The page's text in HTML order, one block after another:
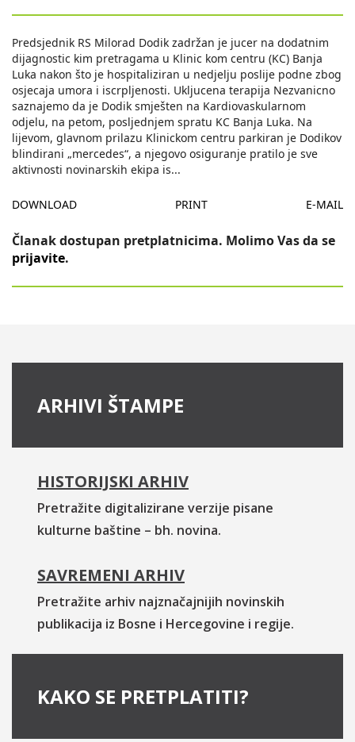
Predsjednik RS Milorad Dodik zadržan je jucer na dodatnim
dijagnostic kim pretragama u Klinic kom centru (KC) Banja
Luka nakon što je hospitaliziran u nedjelju poslije podne zbog
osjecaja umora i iscrpljenosti. Ukljucena terapija Nezvanicno
saznajemo da je Dodik smješten na Kardiovaskularnom
odjelu, na petom, posljednjem spratu KC Banja Luka. Na
lijevom, glavnom prilazu Klinickom centru parkiran je Dodikov
blindirani „mercedes“, a njegovo osiguranje pratilo je sve
aktivnosti novinarskih ekipa is...
DOWNLOAD PRINT E-MAIL
Članak dostupan pretplatnicima. Molimo Vas da se
prijavite.
ARHIVI ŠTAMPE
HISTORIJSKI ARHIV
Pretražite digitalizirane verzije pisane
kulturne baštine – bh. novina.
SAVREMENI ARHIV
Pretražite arhiv najznačajnijih novinskih
publikacija iz Bosne i Hercegovine i regije.
KAKO SE PRETPLATITI?